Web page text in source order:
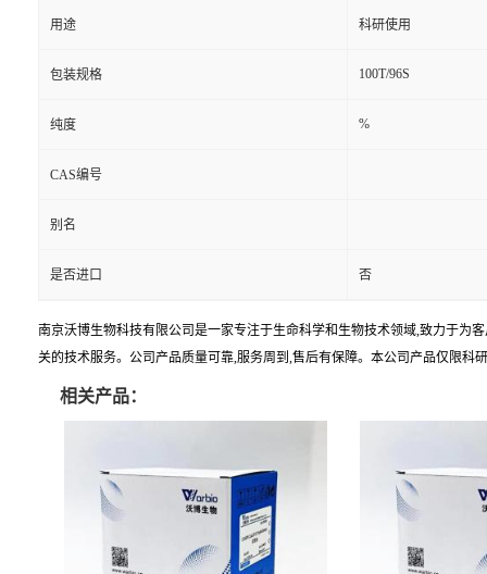
用途 科研使用
包装规格 100T/96S
纯度 %
CAS编号
别名
是否进口 否
南京沃博生物科技有限公司是一家专注于生命科学和生物技术领域,致力于为
关的技术服务。公司产品质量可靠,服务周到,售后有保障。本公司产品仅限科
相关产品：